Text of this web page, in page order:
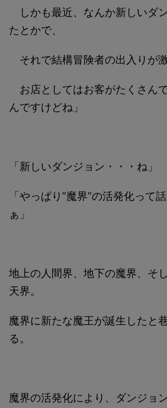
しかも最近、なんか新しいダ
たとかで、
それで結構冒険者の出入りが
お店としてはお客がたくさん
んですけどね」
「新しいダンジョン・・・ね」
「やっぱり”魔界”の活発化って
ぁ」
地上の人間界、地下の魔界、そ
天界。
魔界に新たな魔王が誕生したと
る。
魔界の活発化により、ダンジョ